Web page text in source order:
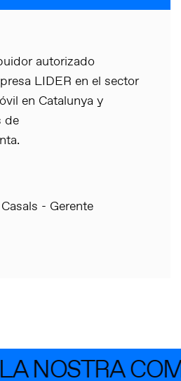
autorizado
LIDER en el sector
en Catalunya y
de
- Gerente
NOSTRA